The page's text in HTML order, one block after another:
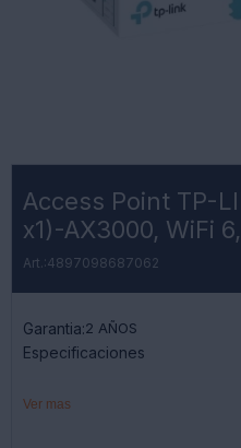
Access Point TP-
x1)-AX3000, WiFi
4897098687062
Garantia:2 AÑOS
Especificaciones
Marca: Tp-Link
Ver mas